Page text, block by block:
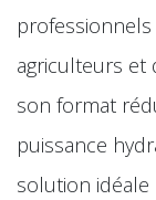
professionnels
agriculteurs et
son format
puissance
solution